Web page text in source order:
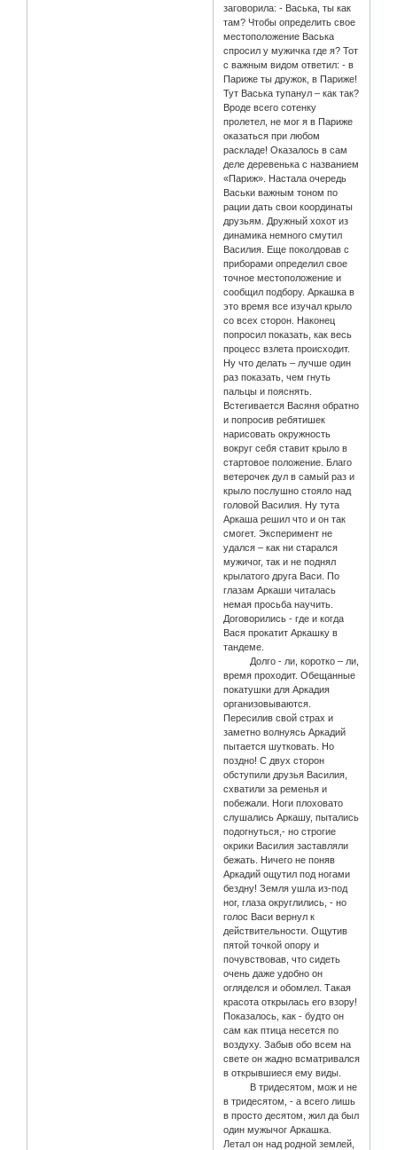
заговорила: - Васька, ты как
там? Чтобы определить свое
местоположение Васька
спросил у мужичка где я? Тот
с важным видом ответил: - в
Париже ты дружок, в Париже!
Тут Васька тупанул – как так?
Вроде всего сотенку
пролетел, не мог я в Париже
оказаться при любом
раскладе! Оказалось в сам
деле деревенька с названием
«Париж». Настала очередь
Васьки важным тоном по
рации дать свои координаты
друзьям. Дружный хохот из
динамика немного смутил
Василия. Еще поколдовав с
приборами определил свое
точное местоположение и
сообщил подбору. Аркашка в
это время все изучал крыло
со всех сторон. Наконец
попросил показать, как весь
процесс взлета происходит.
Ну что делать – лучше один
раз показать, чем гнуть
пальцы и пояснять.
Встегивается Васяня обратно
и попросив ребятишек
нарисовать окружность
вокруг себя ставит крыло в
стартовое положение. Благо
ветерочек дул в самый раз и
крыло послушно стояло над
головой Василия. Ну тута
Аркаша решил что и он так
смогет. Эксперимент не
удался – как ни старался
мужичог, так и не поднял
крылатого друга Васи. По
глазам Аркаши читалась
немая просьба научить.
Договорились - где и когда
Вася прокатит Аркашку в
тандеме.
Долго - ли, коротко – ли,
время проходит. Обещанные
покатушки для Аркадия
организовываются.
Пересилив свой страх и
заметно волнуясь Аркадий
пытается шутковать. Но
поздно! С двух сторон
обступили друзья Василия,
схватили за ременья и
побежали. Ноги плоховато
слушались Аркашу, пытались
подогнуться,- но строгие
окрики Василия заставляли
бежать. Ничего не поняв
Аркадий ощутил под ногами
бездну! Земля ушла из-под
ног, глаза округлились, - но
голос Васи вернул к
действительности. Ощутив
пятой точкой опору и
почувствовав, что сидеть
очень даже удобно он
огляделся и обомлел. Такая
красота открылась его взору!
Показалось, как - будто он
сам как птица несется по
воздуху. Забыв обо всем на
свете он жадно всматривался
в открывшиеся ему виды.
В тридесятом, мож и не
в тридесятом, - а всего лишь
в просто десятом, жил да был
один мужычог Аркашка.
Летал он над родной землей,